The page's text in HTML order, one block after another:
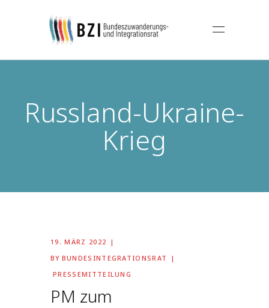
Russland-Ukraine-
Krieg
19. MÄRZ 2022
BY BUNDESINTEGRATIONSRAT
PRESSEMITTEILUNG
PM zum